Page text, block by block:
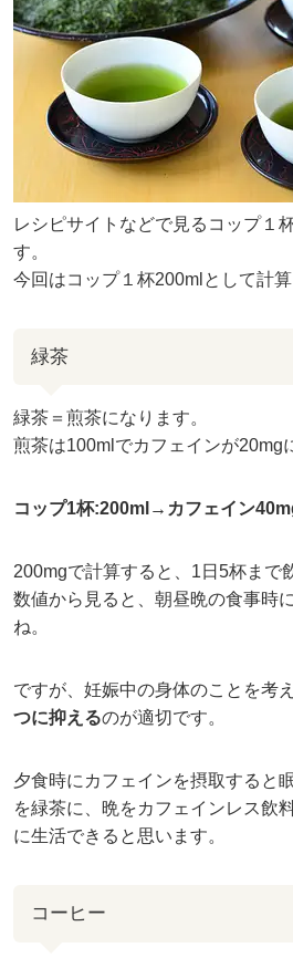
レシピサイトなどで見るコップ１
す。
今回はコップ１杯200mlとして計算
緑茶
緑茶＝煎茶になります。
煎茶は100mlでカフェインが20mg
コップ1杯:200ml→カフェイン
200mgで計算すると、1日5杯まで
数値から見ると、朝昼晩の食事時
ね。
ですが、妊娠中の身体のことを考え
つに抑えるのが適切です。
夕食時にカフェインを摂取すると
を緑茶に、晩をカフェインレス飲
に生活できると思います。
コーヒー